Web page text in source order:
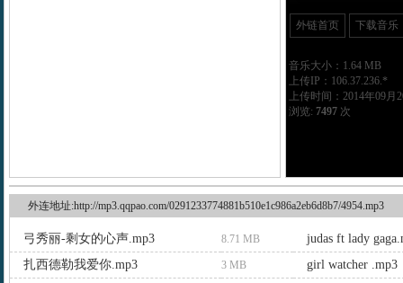
外链首页 下载音乐
音乐大小：1.64 MB
上传IP：106.37.236.*
上传时间：2014年09月
浏览: 7497次
外连地址:http://mp3.qqpao.com/0291233774881b510e1c986a2eb6d8b7/4954.mp3
弓秀丽-剩女的心声.mp3 8.71 MB
judas ft lady
扎西德勒我爱你.mp3
3 MB
girl watcher .mp3